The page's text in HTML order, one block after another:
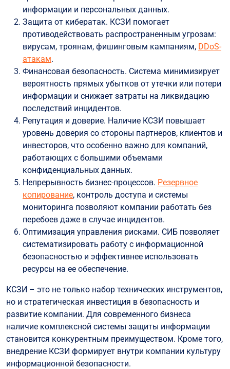
информации и персональных данных.
Защита от кибератак. КСЗИ помогает
противодействовать распространенным угрозам:
вирусам, троянам, фишинговым кампаниям, DDoS-
атакам.
Финансовая безопасность. Система минимизирует
вероятность прямых убытков от утечки или потери
информации и снижает затраты на ликвидацию
последствий инцидентов.
Репутация и доверие. Наличие КСЗИ повышает
уровень доверия со стороны партнеров, клиентов и
инвесторов, что особенно важно для компаний,
работающих с большими объемами
конфиденциальных данных.
Непрерывность бизнес-процессов. Резервное
копирование, контроль доступа и системы
мониторинга позволяют компании работать без
перебоев даже в случае инцидентов.
Оптимизация управления рисками. СИБ позволяет
систематизировать работу с информационной
безопасностью и эффективнее использовать
ресурсы на ее обеспечение.
КСЗИ – это не только набор технических инструментов,
но и стратегическая инвестиция в безопасность и
развитие компании. Для современного бизнеса
наличие комплексной системы защиты информации
становится конкурентным преимуществом. Кроме того,
внедрение КСЗИ формирует внутри компании культуру
информационной безопасности.